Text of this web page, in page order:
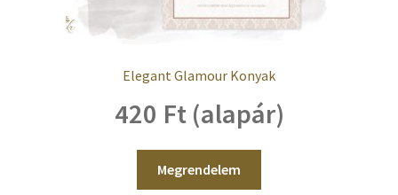
Elegant Glamour Konyak
420 Ft (alapár)
Megrendelem